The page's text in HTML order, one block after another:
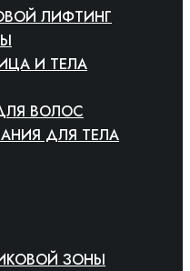
ЛИФТИНГ
И ТЕЛА
ВОЛОС
ДЛЯ ТЕЛА
ЗОНЫ